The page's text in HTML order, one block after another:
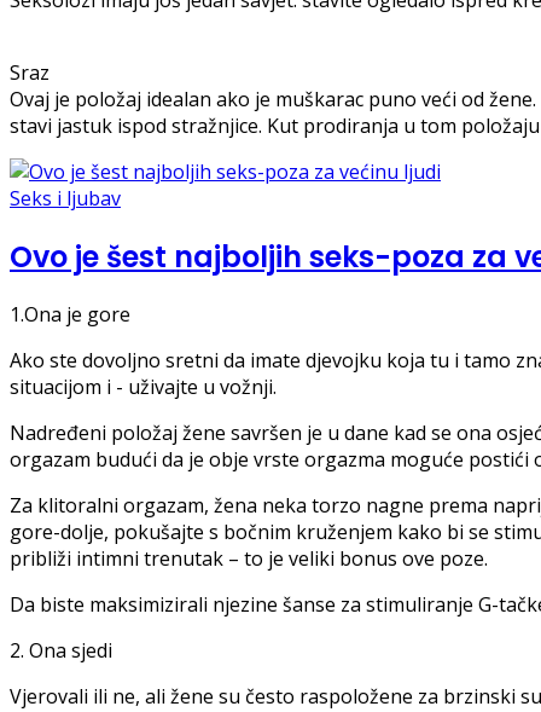
Sraz
Ovaj je položaj idealan ako je muškarac puno veći od
stavi jastuk ispod stražnjice. Kut prodiranja u tom
Seks i ljubav
Ovo je šest najboljih seks-poza za
1.Ona je gore
Ako ste dovoljno sretni da imate djevojku koja tu i tamo
situacijom i - uživajte u vožnji.
Nadređeni položaj žene savršen je u dane kad se ona
orgazam budući da je obje vrste orgazma moguće postići
Za klitoralni orgazam, žena neka torzo nagne prema
gore-dolje, pokušajte s bočnim kruženjem kako bi se
približi intimni trenutak – to je veliki bonus ove poze.
Da biste maksimizirali njezine šanse za stimuliranje G-
2. Ona sjedi
Vjerovali ili ne, ali žene su često raspoložene za brzinski